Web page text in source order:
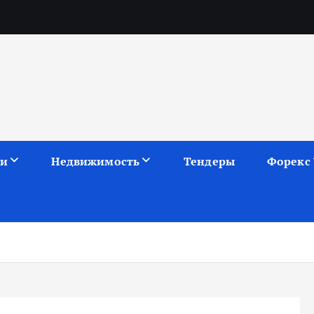
Недвижимость Тендеры Форекс